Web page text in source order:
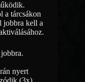
a tárcsákon
jobbra kell a
nyert